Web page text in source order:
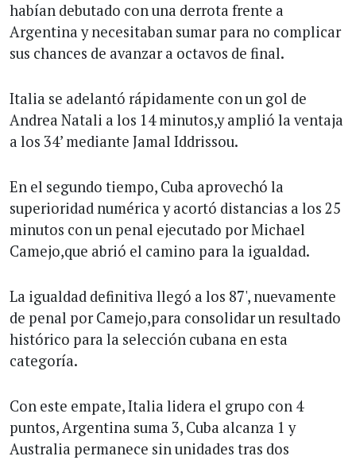
habían debutado con una derrota frente a
Argentina y necesitaban sumar para no complicar
sus chances de avanzar a octavos de final.
Italia se adelantó rápidamente con un gol de
Andrea Natali a los 14 minutos,y amplió la ventaja
a los 34’ mediante Jamal Iddrissou.
En el segundo tiempo, Cuba aprovechó la
superioridad numérica y acortó distancias a los 25
minutos con un penal ejecutado por Michael
Camejo,que abrió el camino para la igualdad.
La igualdad definitiva llegó a los 87', nuevamente
de penal por Camejo,para consolidar un resultado
histórico para la selección cubana en esta
categoría.
Con este empate, Italia lidera el grupo con 4
puntos, Argentina suma 3, Cuba alcanza 1 y
Australia permanece sin unidades tras dos